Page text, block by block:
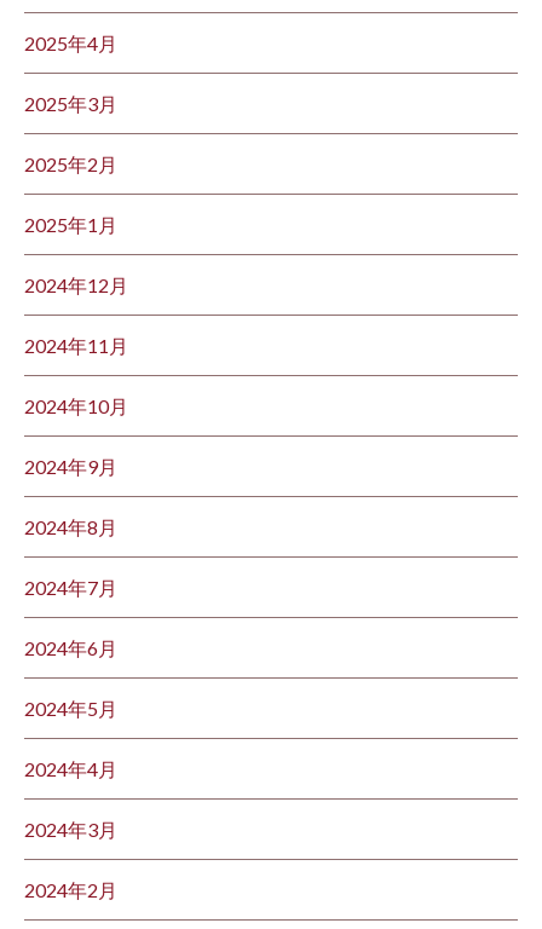
2025年4月
2025年3月
2025年2月
2025年1月
2024年12月
2024年11月
2024年10月
2024年9月
2024年8月
2024年7月
2024年6月
2024年5月
2024年4月
2024年3月
2024年2月